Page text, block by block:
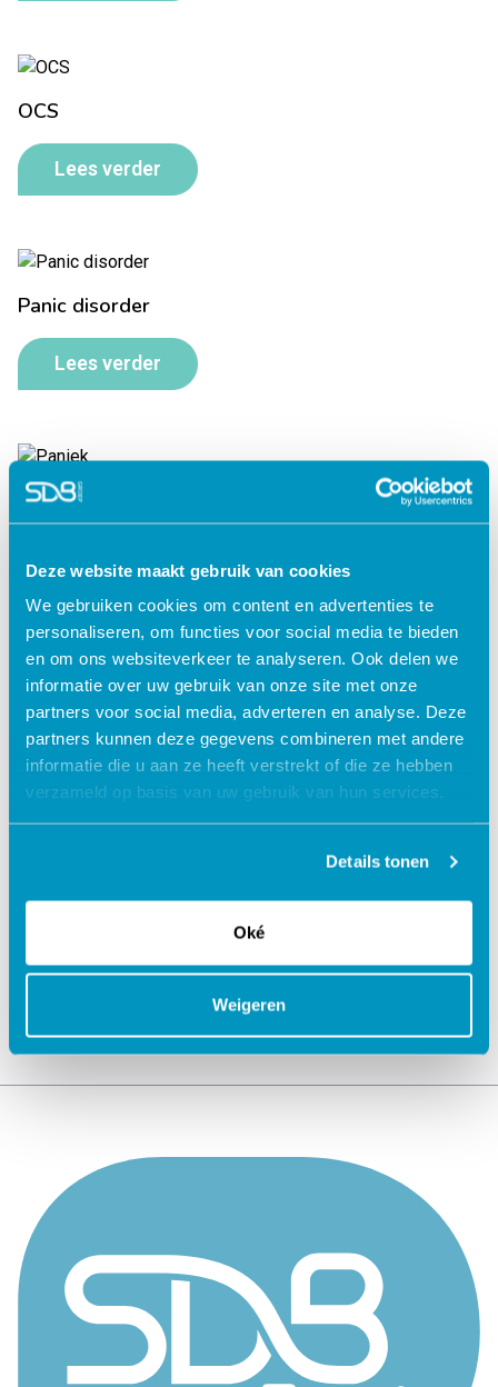
Deze website maakt gebruik van cookies
We gebruiken cookies om content en advertenties te
personaliseren, om functies voor social media te bieden
en om ons websiteverkeer te analyseren. Ook delen we
informatie over uw gebruik van onze site met onze
partners voor social media, adverteren en analyse. Deze
partners kunnen deze gegevens combineren met andere
informatie die u aan ze heeft verstrekt of die ze hebben
verzameld op basis van uw gebruik van hun services.
Details tonen
Oké
Weigeren
OCS
Lees verder
Panic disorder
Lees verder
Paniek
Jouw data veilig in de cloud